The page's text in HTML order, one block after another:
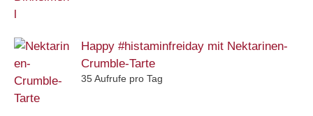
Happy #histaminfreiday mit Nektarinen-
Crumble-Tarte
35 Aufrufe pro Tag